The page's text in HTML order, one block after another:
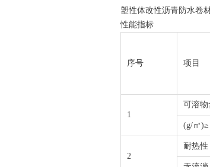
塑性体改性沥青防水卷
性能指标
序号 项目
1
可溶物
(g/㎡)≥
2
耐热性